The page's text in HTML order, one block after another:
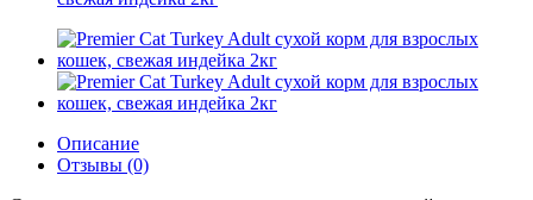
Описание
Отзывы (0)